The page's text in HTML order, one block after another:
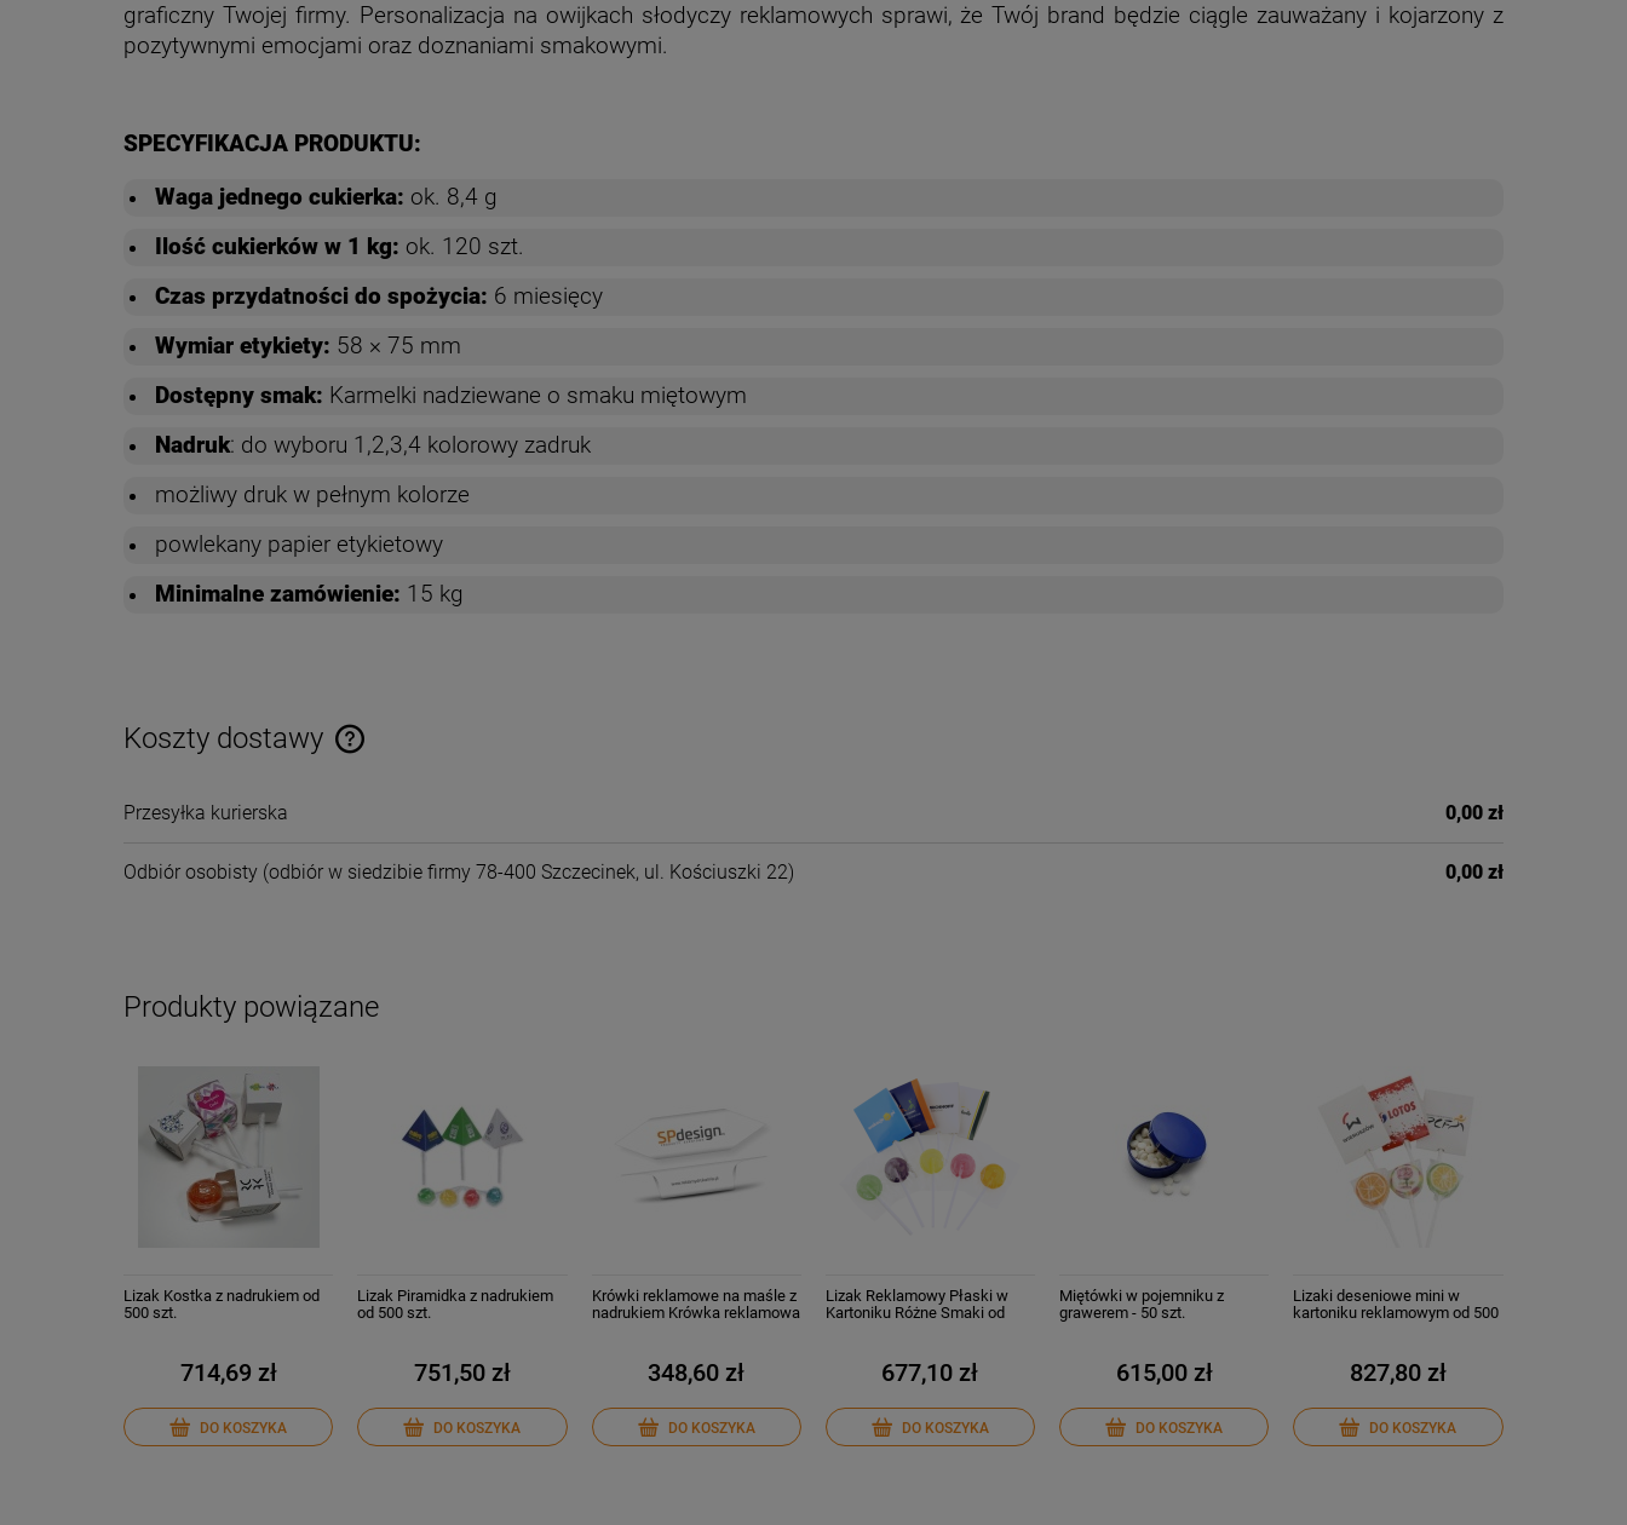
graficzny Twojej firmy. Personalizacja na owijkach słodyczy reklamowych sprawi, że Twój brand będzie ciągle zauważany i kojarzony z
pozytywnymi emocjami oraz doznaniami smakowymi.
SPECYFIKACJA PRODUKTU:
Waga jednego cukierka: ok. 8,4 g
Ilość cukierków w 1 kg: ok. 120 szt.
Czas przydatności do spożycia: 6 miesięcy
Wymiar etykiety: 58 × 75 mm
Dostępny smak: Karmelki nadziewane o smaku miętowym
Nadruk: do wyboru 1,2,3,4 kolorowy zadruk
możliwy druk w pełnym kolorze
powlekany papier etykietowy
Minimalne zamówienie: 15 kg
Koszty dostawy
Przesyłka kurierska 0,00 zł
Odbiór osobisty (odbiór w siedzibie firmy 78-400 Szczecinek, ul. Kościuszki 22) 0,00 zł
Produkty powiązane
Lizak Kostka z nadrukiem od
500 szt.
714,69 zł
DO KOSZYKA
Lizak Piramidka z nadrukiem
od 500 szt.
751,50 zł
DO KOSZYKA
Krówki reklamowe na maśle z
nadrukiem Krówka reklamowa
348,60 zł
DO KOSZYKA
Lizak Reklamowy Płaski w
Kartoniku Różne Smaki od
677,10 zł
DO KOSZYKA
Miętówki w pojemniku z
grawerem - 50 szt.
615,00 zł
DO KOSZYKA
Lizaki deseniowe mini w
kartoniku reklamowym od 500
827,80 zł
DO KOSZYKA